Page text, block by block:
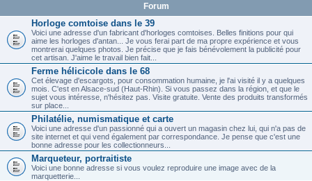
Forum
Horloge comtoise dans le 39
Voici une adresse d'un fabricant d'horloges comtoises. Belles finitions pour qui
aime les horloges d'antan... Je vous ferai part de ma propre expérience et vous
montrerai quelques photos. Je précise que je fais bénévolement la publicité pour
cet artisan. J'aime le travail bien fait...
Ferme hélicicole dans le 68
Cet élevage d'escargots, pour consommation humaine, je l'ai visité il y a quelques
mois. C'est en Alsace-sud (Haut-Rhin). Si vous passez dans la région, et que le
sujet vous intéresse, n'hésitez pas. Visite gratuite. Vente des produits transformés
sur place...
Philatélie, numismatique et carte
Voici une adresse d'un passionné qui a ouvert un magasin chez lui, qui n'a pas de
site internet et qui vend également par correspondance. Je pense que c'est une
bonne adresse pour les collectionneurs...
Marqueteur, portraitiste
Voici une bonne adresse si vous voulez reproduire une image avec de la
marquetterie...